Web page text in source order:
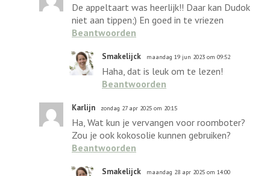
De appeltaart was heerlijk!! Daar kan Dudok
niet aan tippen;) En goed in te vriezen
Beantwoorden
Smakelijck maandag 19 jun 2023 om 09:52
Haha, dat is leuk om te lezen!
Beantwoorden
Karlijn zondag 27 apr 2025 om 20:15
Ha, Wat kun je vervangen voor roomboter?
Zou je ook kokosolie kunnen gebruiken?
Beantwoorden
Smakelijck maandag 28 apr 2025 om 14:00